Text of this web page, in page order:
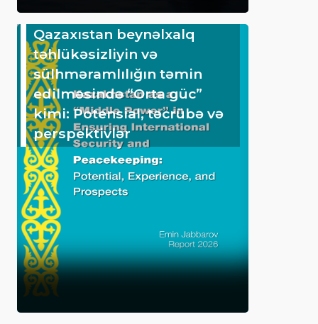
Qazaxıstan beynəlxalq
təhlükəsizliyin və
sülhməramlılığın təmin
edilməsində “Orta güc”
kimi: Potensial, təcrübə və
perspektivlər